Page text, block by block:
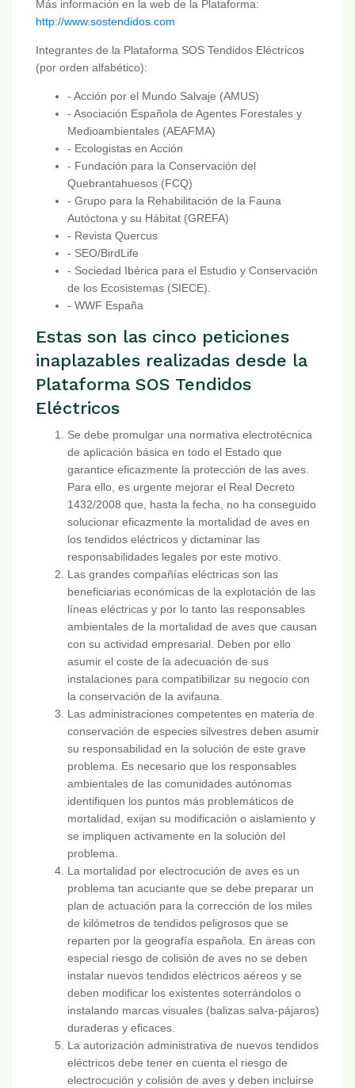
Más información en la web de la Plataforma:
http://www.sostendidos.com
Integrantes de la Plataforma SOS Tendidos Eléctricos
(por orden alfabético):
- Acción por el Mundo Salvaje (AMUS)
- Asociación Española de Agentes Forestales y
Medioambientales (AEAFMA)
- Ecologistas en Acción
- Fundación para la Conservación del
Quebrantahuesos (FCQ)
- Grupo para la Rehabilitación de la Fauna
Autóctona y su Hábitat (GREFA)
- Revista Quercus
- SEO/BirdLife
- Sociedad Ibérica para el Estudio y Conservación
de los Ecosistemas (SIECE).
- WWF España
Estas son las cinco peticiones
inaplazables realizadas desde la
Plataforma SOS Tendidos
Eléctricos
Se debe promulgar una normativa electrotécnica
de aplicación básica en todo el Estado que
garantice eficazmente la protección de las aves.
Para ello, es urgente mejorar el Real Decreto
1432/2008 que, hasta la fecha, no ha conseguido
solucionar eficazmente la mortalidad de aves en
los tendidos eléctricos y dictaminar las
responsabilidades legales por este motivo.
Las grandes compañías eléctricas son las
beneficiarias económicas de la explotación de las
líneas eléctricas y por lo tanto las responsables
ambientales de la mortalidad de aves que causan
con su actividad empresarial. Deben por ello
asumir el coste de la adecuación de sus
instalaciones para compatibilizar su negocio con
la conservación de la avifauna.
Las administraciones competentes en materia de
conservación de especies silvestres deben asumir
su responsabilidad en la solución de este grave
problema. Es necesario que los responsables
ambientales de las comunidades autónomas
identifiquen los puntos más problemáticos de
mortalidad, exijan su modificación o aislamiento y
se impliquen activamente en la solución del
problema.
La mortalidad por electrocución de aves es un
problema tan acuciante que se debe preparar un
plan de actuación para la corrección de los miles
de kilómetros de tendidos peligrosos que se
reparten por la geografía española. En áreas con
especial riesgo de colisión de aves no se deben
instalar nuevos tendidos eléctricos aéreos y se
deben modificar los existentes soterrándolos o
instalando marcas visuales (balizas salva-pájaros)
duraderas y eficaces.
La autorización administrativa de nuevos tendidos
eléctricos debe tener en cuenta el riesgo de
electrocución y colisión de aves y deben incluirse